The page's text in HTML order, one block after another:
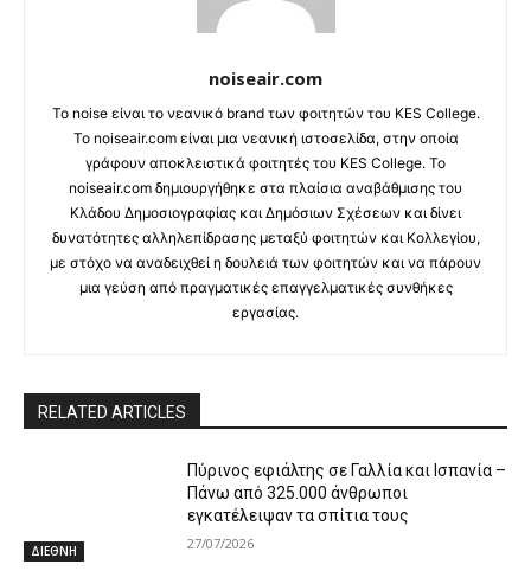
noiseair.com
Το noise είναι το νεανικό brand των φοιτητών του KES College.
Το noiseair.com είναι μια νεανική ιστοσελίδα, στην οποία
γράφουν αποκλειστικά φοιτητές του KES College. Το
noiseair.com δημιουργήθηκε στα πλαίσια αναβάθμισης του
Κλάδου Δημοσιογραφίας και Δημόσιων Σχέσεων και δίνει
δυνατότητες αλληλεπίδρασης μεταξύ φοιτητών και Κολλεγίου,
με στόχο να αναδειχθεί η δουλειά των φοιτητών και να πάρουν
μια γεύση από πραγματικές επαγγελματικές συνθήκες
εργασίας.
RELATED ARTICLES
ΔΙΕΘΝΗ
Πύρινος εφιάλτης σε Γαλλία και Ισπανία –
Πάνω από 325.000 άνθρωποι
εγκατέλειψαν τα σπίτια τους
27/07/2026